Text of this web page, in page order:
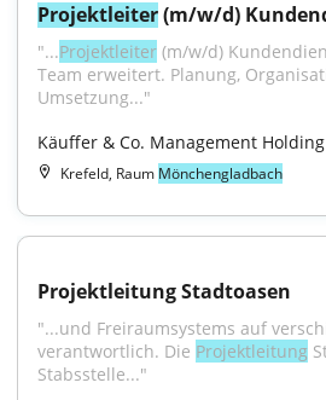
Projektleiter (m/w/d)
"...Projektleiter (m/w/d)
Team erweitert. Planung,
Umsetzung..."
Käuffer & Co. Management
Krefeld, Raum Mönchengladbach
Projektleitung Stadtoasen
"...und Freiraumsystems auf
verantwortlich. Die Projektleitung
Stabsstelle..."